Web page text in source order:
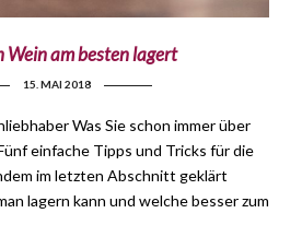
Wein am besten lagert
15. MAI 2018
Was Sie schon immer über
einfache Tipps und Tricks für die
im letzten Abschnitt geklärt
lagern kann und welche besser zum